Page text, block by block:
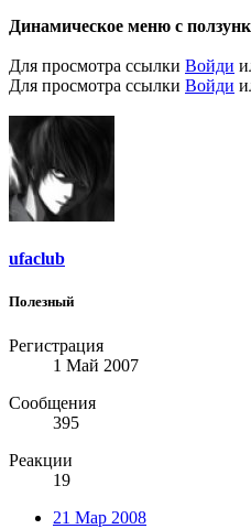
Динамическое меню с
Для просмотра ссылки Войди
Для просмотра ссылки Войди
ufaclub
Полезный
Регистрация
1 Май 2007
Сообщения
395
Реакции
19
21 Мар 2008